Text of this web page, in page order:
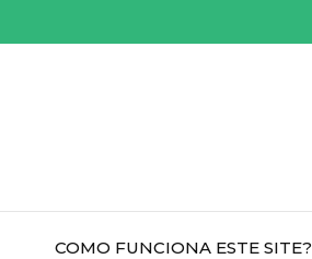
COMO FUNCIONA ESTE SITE?